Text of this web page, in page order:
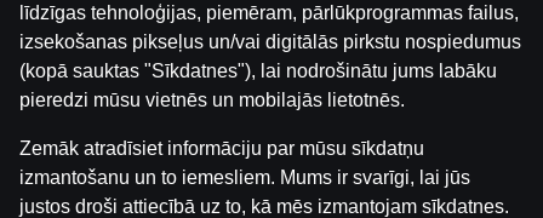
Šai spēlei nav pieejama demo versija. Lūdzu,
pieslēdzies, lai spēlētu ar īstu naudu.
Pieslēgties
līdzīgas tehnoloģijas, piemēram, pārlūkprogrammas failus,
izsekošanas pikseļus un/vai digitālās pirkstu nospiedumus
(kopā sauktas "Sīkdatnes"), lai nodrošinātu jums labāku
pieredzi mūsu vietnēs un mobilajās lietotnēs.
Zemāk atradīsiet informāciju par mūsu sīkdatņu
izmantošanu un to iemesliem. Mums ir svarīgi, lai jūs
justos droši attiecībā uz to, kā mēs izmantojam sīkdatnes.